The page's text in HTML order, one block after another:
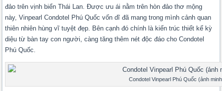
đảo trên vịnh biển Thái Lan. Được ưu ái nằm trên hòn đảo thơ mộng
này, Vinpearl Condotel Phú Quốc vốn dĩ đã mang trong mình cảnh quan
thiên nhiên hùng vĩ tuyệt đẹp. Bên cạnh đó chính là kiến trúc thiết kế kỳ
diệu từ bàn tay con người, càng tăng thêm nét độc đáo cho Condotel
Phú Quốc.
Condotel Vinpearl Phú Quốc (ảnh